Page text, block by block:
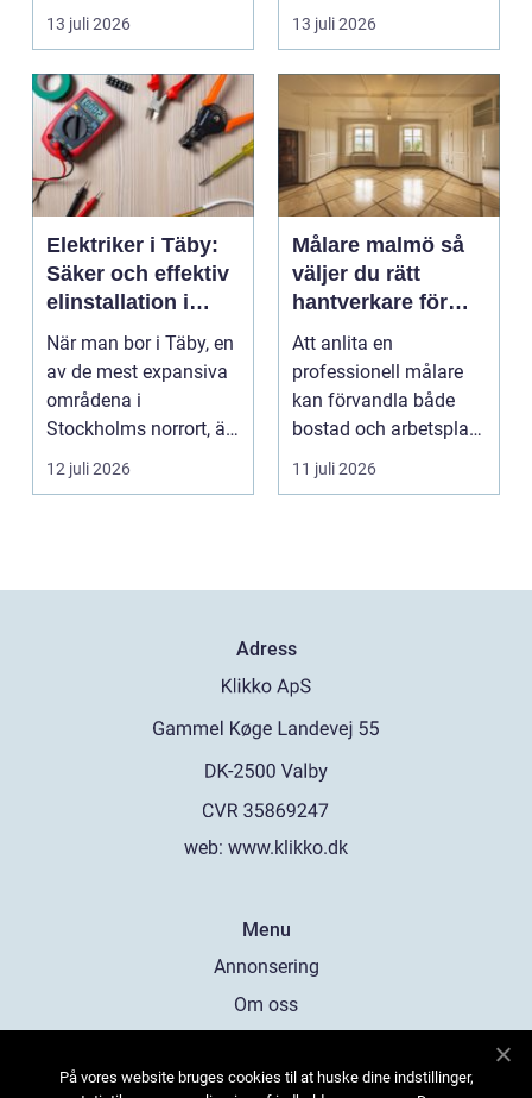
Stockholm handlar
valet av däck...
13 juli 2026
tänder, men skjuter
upp att gör...
13 juli 2026
Elektriker i Täby:
Säker och effektiv
elinstallation i
norrort
När man bor i Täby, en
av de mest expansiva
områdena i
Stockholms norrort, är
b...
12 juli 2026
Målare malmö så
väljer du rätt
hantverkare för
hem och företag
Att anlita en
professionell målare
kan förvandla både
bostad och arbetsplats
på kort tid. Färger, yt...
11 juli 2026
Adress
web: www.klikko.dk
Menu
Annonsering
Om oss
Kontakta oss
På vores website bruges cookies til at huske dine indstillinger,